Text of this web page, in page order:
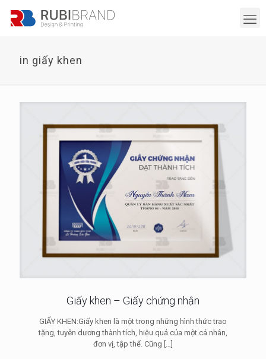
in giấy khen
Giấy khen – Giấy chứng nhận
GIẤY KHEN:Giấy khen là một trong những hình thức trao
tặng, tuyên dương thành tích, hiệu quả của một cá nhân,
đơn vị, tập thể. Cũng